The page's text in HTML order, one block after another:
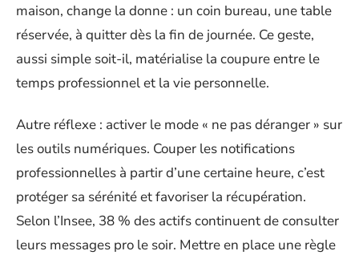
maison, change la donne : un coin bureau, une table
réservée, à quitter dès la fin de journée. Ce geste,
aussi simple soit-il, matérialise la coupure entre le
temps professionnel et la vie personnelle.
Autre réflexe : activer le mode « ne pas déranger » sur
les outils numériques. Couper les notifications
professionnelles à partir d’une certaine heure, c’est
protéger sa sérénité et favoriser la récupération.
Selon l’Insee, 38 % des actifs continuent de consulter
leurs messages pro le soir. Mettre en place une règle